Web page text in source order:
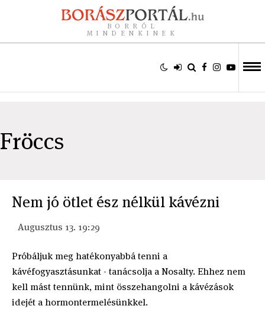
BORRÓL
MINDENKINEK
Fröccs
Nem jó ötlet ész nélkül kávézni
Augusztus 13. 19:29
Próbáljuk meg hatékonyabbá tenni a
kávéfogyasztásunkat - tanácsolja a Nosalty. Ehhez nem
kell mást tennünk, mint összehangolni a kávézások
idejét a hormontermelésünkkel.